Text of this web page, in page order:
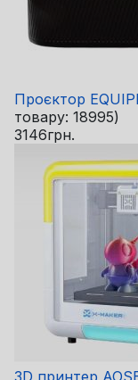
Проєктор
товару: 18995)
3146грн.
3D принтер